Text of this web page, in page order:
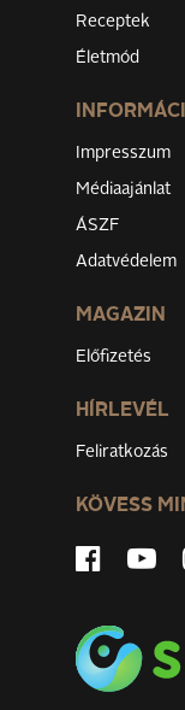
Receptek
Életmód
Impresszum
Médiaajánlat
ÁSZF
Adatvédelem
MAGAZIN
Előfizetés
HÍRLEVÉL
Feliratkozás
KÖVESS